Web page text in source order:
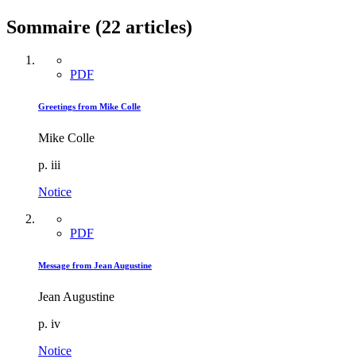
Sommaire (22 articles)
PDF
Greetings from Mike Colle
Mike Colle
p. iii
Notice
PDF
Message from Jean Augustine
Jean Augustine
p. iv
Notice